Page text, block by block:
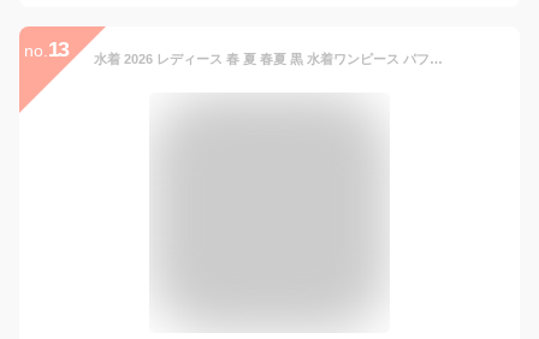
no. 13 水着 2026 レディース 春 夏 春夏 黒 水着ワンピース パフスリーブ 無地 水着 ワンピース スイムウエア レディース水着 ブラック 大きい 大人用 女性 ママ用 海 プール リゾート 大人 M L OL